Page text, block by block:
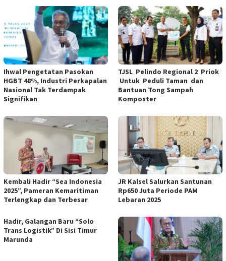
Ihwal Pengetatan Pasokan
HGBT 48%, Industri Perkapalan
Nasional Tak Terdampak
Signifikan
TJSL Pelindo Regional 2 Priok
Untuk Peduli Taman dan
Bantuan Tong Sampah
Komposter
Kembali Hadir “Sea Indonesia
2025”, Pameran Kemaritiman
Terlengkap dan Terbesar
JR Kalsel Salurkan Santunan
Rp650 Juta Periode PAM
Lebaran 2025
Hadir, Galangan Baru “Solo
Trans Logistik” Di Sisi Timur
Marunda